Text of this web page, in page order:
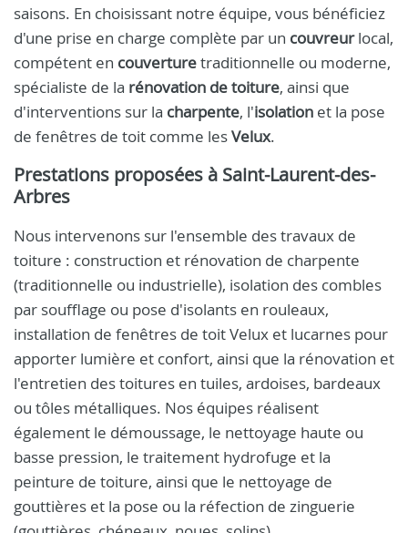
saisons. En choisissant notre équipe, vous bénéficiez
d'une prise en charge complète par un couvreurlocal,
compétent en couverturetraditionnelle ou moderne,
spécialiste de la rénovation de toiture, ainsi que
d'interventions sur la charpente, l'isolation et la pose
de fenêtres de toit comme lesVelux.
Prestations proposées à Saint-Laurent-des-
Arbres
Nous intervenons sur l'ensemble des travaux de
toiture : construction et rénovation de charpente
(traditionnelle ou industrielle), isolation des combles
par soufflage ou pose d'isolants en rouleaux,
installation de fenêtres de toit Velux et lucarnes pour
apporter lumière et confort, ainsi que la rénovation et
l'entretien des toitures en tuiles, ardoises, bardeaux
ou tôles métalliques. Nos équipes réalisent
également le démoussage, le nettoyage haute ou
basse pression, le traitement hydrofuge et la
peinture de toiture, ainsi que le nettoyage de
gouttières et la pose ou la réfection de zinguerie